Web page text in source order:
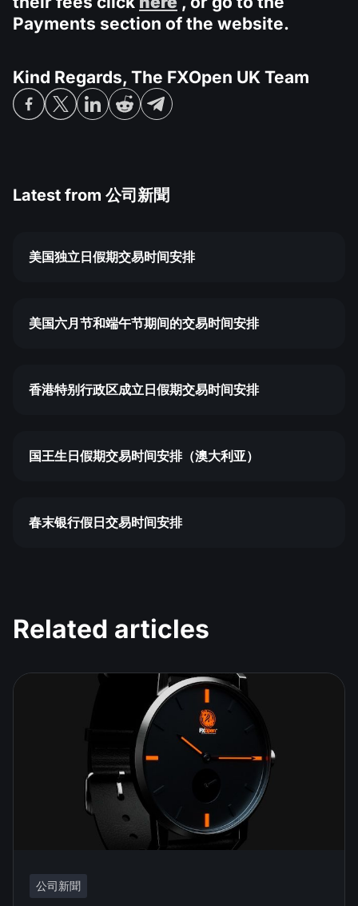
什麼是外匯經紀商?
Payments section of the website.
Kind Regards, The FXOpen UK Team
Latest from 公司新聞
美国独立日假期交易时间安排
美国六月节和端午节期间的交易时间安排
香港特别行政区成立日假期交易时间安排
国王生日假期交易时间安排（澳大利亚）
春末银行假日交易时间安排
Related articles
公司新聞